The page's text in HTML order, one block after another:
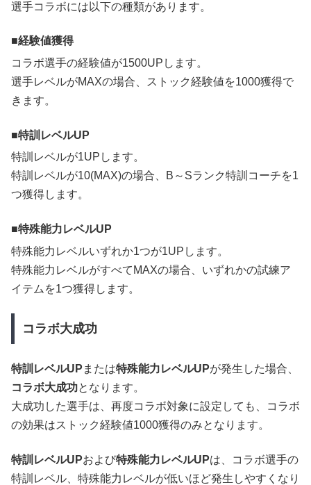
選手コラボには以下の種類があります。
経験値獲得
コラボ選手の経験値が1500UPします。
選手レベルがMAXの場合、ストック経験値を1000獲得で
きます。
特訓レベルUP
特訓レベルが1UPします。
特訓レベルが10(MAX)の場合、B～Sランク特訓コーチを1
つ獲得します。
特殊能力レベルUP
特殊能力レベルいずれか1つが1UPします。
特殊能力レベルがすべてMAXの場合、いずれかの試練ア
イテムを1つ獲得します。
コラボ大成功
特訓レベルUP または特殊能力レベルUPが発生した場合、
コラボ大成功となります。
大成功した選手は、再度コラボ対象に設定しても、コラボ
の効果はストック経験値1000獲得のみとなります。
特訓レベルUPおよび特殊能力レベルUPは、コラボ選手の
特訓レベル、特殊能力レベルが低いほど発生しやすくなり